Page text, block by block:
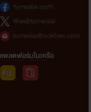
tunwalai.com
@webtunwalai
tunwalai@ookbee.com
แพลตฟอร์มในเครือ